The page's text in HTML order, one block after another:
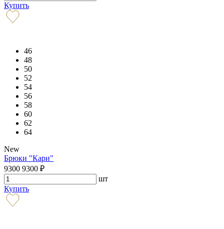
Купить
46
48
50
52
54
56
58
60
62
64
New
Брюки "Кари"
9300 9300 ₽
шт
Купить